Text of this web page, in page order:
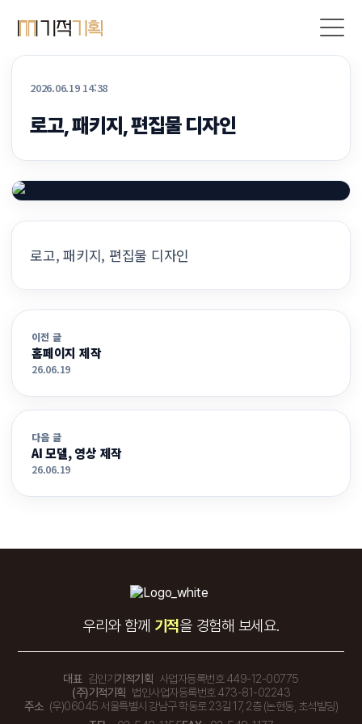
2026.06.19 14:38
로고, 패키지, 편집물 디자인
로고, 패키지, 편집물 디자인
이전 글
홈페이지 제작
26.06.19
다음 글
AI 모델, 영상 제작
26.06.19
우리와 함께 기적을 경험해 보세요.
대표 김인기기적기획 사업자등록번호 449-12-00775
(주)기적기획 법인사업자등록번호 473-81-02243
주소 (우)06045 서울특별시 강남구 학동로 23길 17, 2층 (논현동, 초석빌딩)